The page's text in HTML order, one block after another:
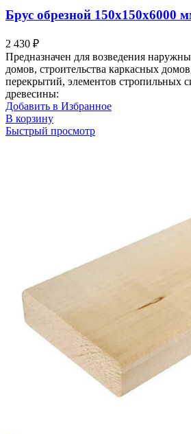
Брус обрезной 150х150х6000
2 430 ₽
Предназначен для возведения
домов, строительства каркасных
перекрытий, элементов стропильных
древесины:
Добавить в Избранное
В корзину
Быстрый просмотр